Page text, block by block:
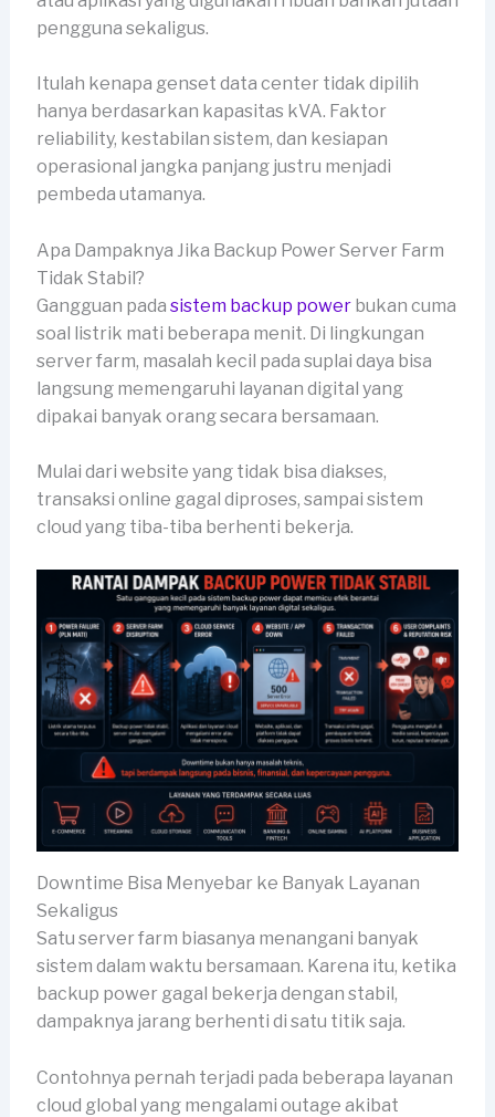
pengguna sekaligus.
Itulah kenapa genset data center tidak dipilih
hanya berdasarkan kapasitas kVA. Faktor
reliability, kestabilan sistem, dan kesiapan
operasional jangka panjang justru menjadi
pembeda utamanya.
Apa Dampaknya Jika Backup Power Server Farm
Tidak Stabil?
Gangguan pada sistem backup powerbukan cuma
soal listrik mati beberapa menit. Di lingkungan
server farm, masalah kecil pada suplai daya bisa
langsung memengaruhi layanan digital yang
dipakai banyak orang secara bersamaan.
Mulai dari website yang tidak bisa diakses,
transaksi online gagal diproses, sampai sistem
cloud yang tiba-tiba berhenti bekerja.
Downtime Bisa Menyebar ke Banyak Layanan
Sekaligus
Satu server farm biasanya menangani banyak
sistem dalam waktu bersamaan. Karena itu, ketika
backup power gagal bekerja dengan stabil,
dampaknya jarang berhenti di satu titik saja.
Contohnya pernah terjadi pada beberapa layanan
cloud global yang mengalami outage akibat